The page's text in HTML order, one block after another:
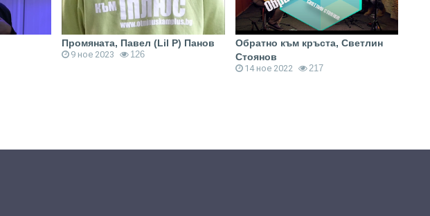
Промяната, Павел (Lil P) Панов
9 ное 2023 126
Обратно към кръста, Светлин
Стоянов
14 ное 2022 217